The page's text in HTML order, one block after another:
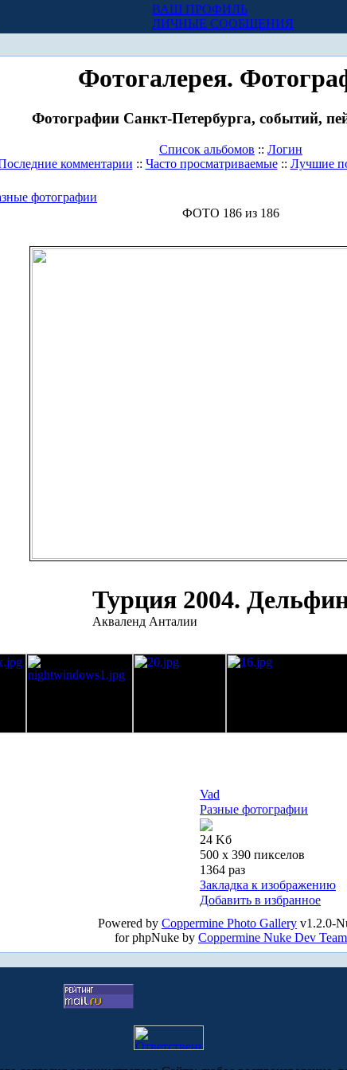
ВАШ ПРОФИЛЬ
ЛИЧНЫЕ СООБЩЕНИЯ
Фотогалерея.
Фотографии Санкт-Петербурга, событий,
Список альбомов :: Логин
комментарии :: Часто просматриваемые:: Лучшие
фотографии
ФОТО 186 из 186
Турция 2004.
Акваленд Анталии
Vad
Разные фотографии
24 Kб
500 x 390 пикселов
1364 раз
Закладка к изображению
Добавить в избранное
Powered by Coppermine Photo Gallery v1.2.0-
for phpNuke by Coppermine Nuke Dev Team